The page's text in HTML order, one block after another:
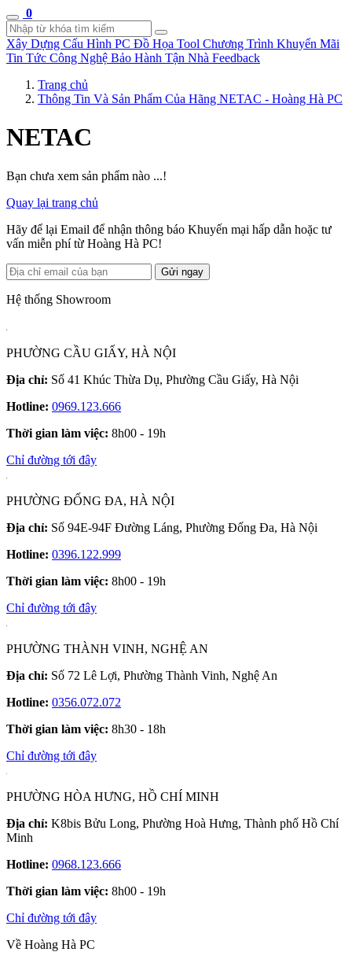
0
Xây Dựng Cấu Hình PC Đồ Họa Tool Chương Trình Khuyến Mãi
Tin Tức Công Nghệ Bảo Hành Tận Nhà Feedback
Trang chủ
Thông Tin Và Sản Phẩm Của Hãng NETAC - Hoàng Hà PC
NETAC
Bạn chưa xem sản phẩm nào ...!
Quay lại trang chủ
Hãy để lại Email để nhận thông báo Khuyến mại hấp dẫn hoặc tư
vấn miễn phí từ Hoàng Hà PC!
Gửi ngay
Hệ thống Showroom
PHƯỜNG CẦU GIẤY, HÀ NỘI
Địa chỉ: Số 41 Khúc Thừa Dụ, Phường Cầu Giấy, Hà Nội
Hotline: 0969.123.666
Thời gian làm việc: 8h00 - 19h
Chỉ đường tới đây
PHƯỜNG ĐỐNG ĐA, HÀ NỘI
Địa chỉ: Số 94E-94F Đường Láng, Phường Đống Đa, Hà Nội
Hotline: 0396.122.999
Thời gian làm việc: 8h00 - 19h
Chỉ đường tới đây
PHƯỜNG THÀNH VINH, NGHỆ AN
Địa chỉ: Số 72 Lê Lợi, Phường Thành Vinh, Nghệ An
Hotline: 0356.072.072
Thời gian làm việc: 8h30 - 18h
Chỉ đường tới đây
PHƯỜNG HÒA HƯNG, HỒ CHÍ MINH
Địa chỉ: K8bis Bửu Long, Phường Hoà Hưng, Thành phố Hồ Chí
Minh
Hotline: 0968.123.666
Thời gian làm việc: 8h00 - 19h
Chỉ đường tới đây
Về Hoàng Hà PC